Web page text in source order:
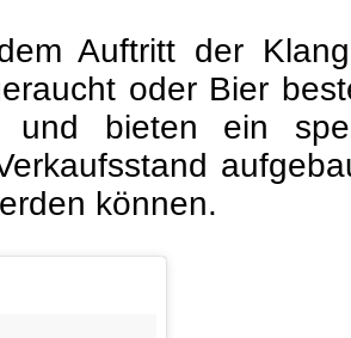
Auftritt der
oder Bier
und bieten ein
können.